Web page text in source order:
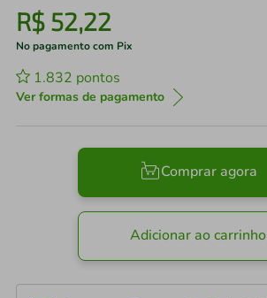
R$ 52,22
No pagamento com Pix
1.832 pontos
Ver formas de pagamento
Comprar agora
Adicionar ao carrinho